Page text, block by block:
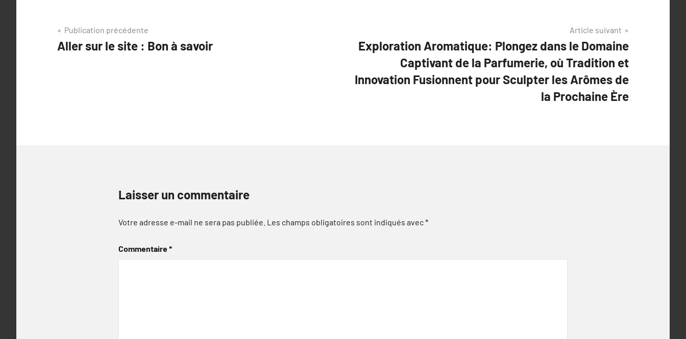
Navigation
de
Publication précédente
Aller sur le site : Bon à savoir
Article suivant
Exploration Aromatique: Plongez dans le Domaine
Captivant de la Parfumerie, où Tradition et
Innovation Fusionnent pour Sculpter les Arômes de
la Prochaine Ère
Laisser un commentaire
Votre adresse e-mail ne sera pas publiée. Les champs obligatoires sont indiqués avec*
Commentaire*